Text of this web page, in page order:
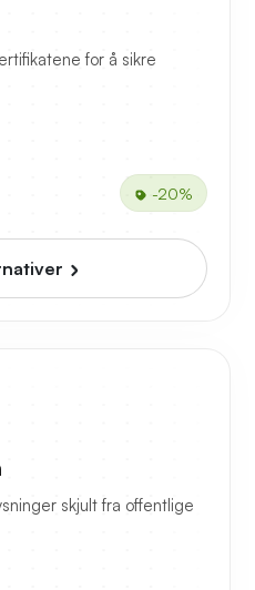
for å sikre
-20%
skjult fra offentlige